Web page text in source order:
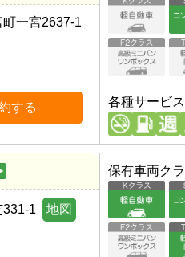
一宮2637-1
する 各種サービス
1 地図
保有車両ク